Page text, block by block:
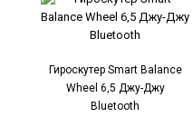
..
Гироскутер Smart Balance
Wheel 6,5 Джу-Джу
Bluetooth